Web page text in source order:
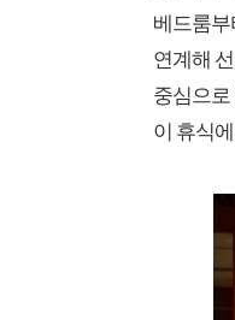
베드룸부
연계해
중심으로
이 휴식